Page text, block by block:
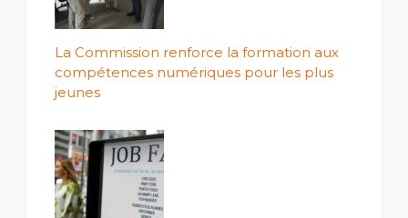
La Commission renforce la formation aux
compétences numériques pour les plus
jeunes